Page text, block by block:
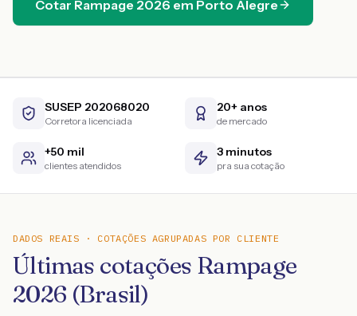
Cotar Rampage 2026 em Porto Alegre
SUSEP 202068020
Corretora licenciada
20+ anos
de mercado
+50 mil
clientes atendidos
3 minutos
pra sua cotação
DADOS REAIS · COTAÇÕES AGRUPADAS POR CLIENTE
Últimas cotações Rampage
2026 (Brasil)